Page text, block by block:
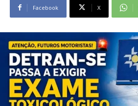
Facebook X